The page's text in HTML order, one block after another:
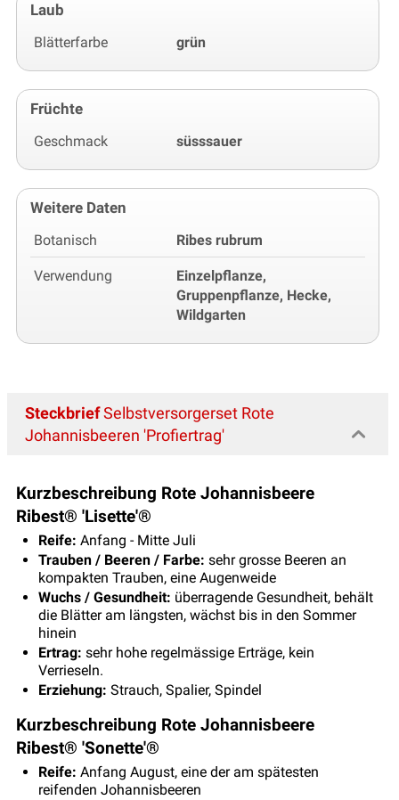
Laub
Blätterfarbe grün
Früchte
Geschmack süsssauer
Weitere Daten
Botanisch Ribes rubrum
Verwendung
Einzelpflanze,
Gruppenpflanze, Hecke,
Wildgarten
SteckbriefSelbstversorgerset Rote
Johannisbeeren 'Profiertrag'
Kurzbeschreibung Rote Johannisbeere
Ribest® 'Lisette'®
Reife: Anfang - Mitte Juli
Trauben / Beeren / Farbe: sehr grosse Beeren an
kompakten Trauben, eine Augenweide
Wuchs / Gesundheit: überragende Gesundheit, behält
die Blätter am längsten, wächst bis in den Sommer
hinein
Ertrag: sehr hohe regelmässige Erträge, kein
Verrieseln.
Erziehung: Strauch, Spalier, Spindel
Kurzbeschreibung Rote Johannisbeere
Ribest® 'Sonette'®
Reife: Anfang August, eine der am spätesten
reifenden Johannisbeeren